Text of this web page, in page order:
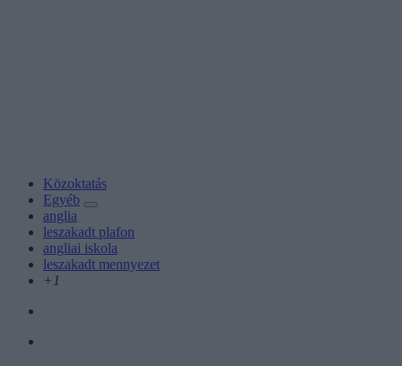
Közoktatás
Egyéb
anglia
leszakadt plafon
angliai iskola
leszakadt mennyezet
+1